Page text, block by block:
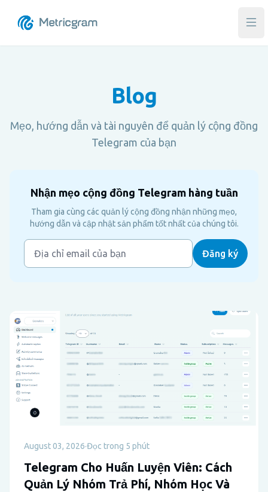
Mở
Blog
Mẹo, hướng dẫn và tài nguyên để quản lý cộng đồng
Telegram của bạn
Nhận mẹo cộng đồng Telegram hàng tuần
Tham gia cùng các quản lý cộng đồng nhận những mẹo,
hướng dẫn và cập nhật sản phẩm tốt nhất của chúng tôi.
August 03, 2026·Đọc trong 5 phút
Telegram Cho Huấn Luyện Viên: Cách
Quản Lý Nhóm Trả Phí, Nhóm Học Và